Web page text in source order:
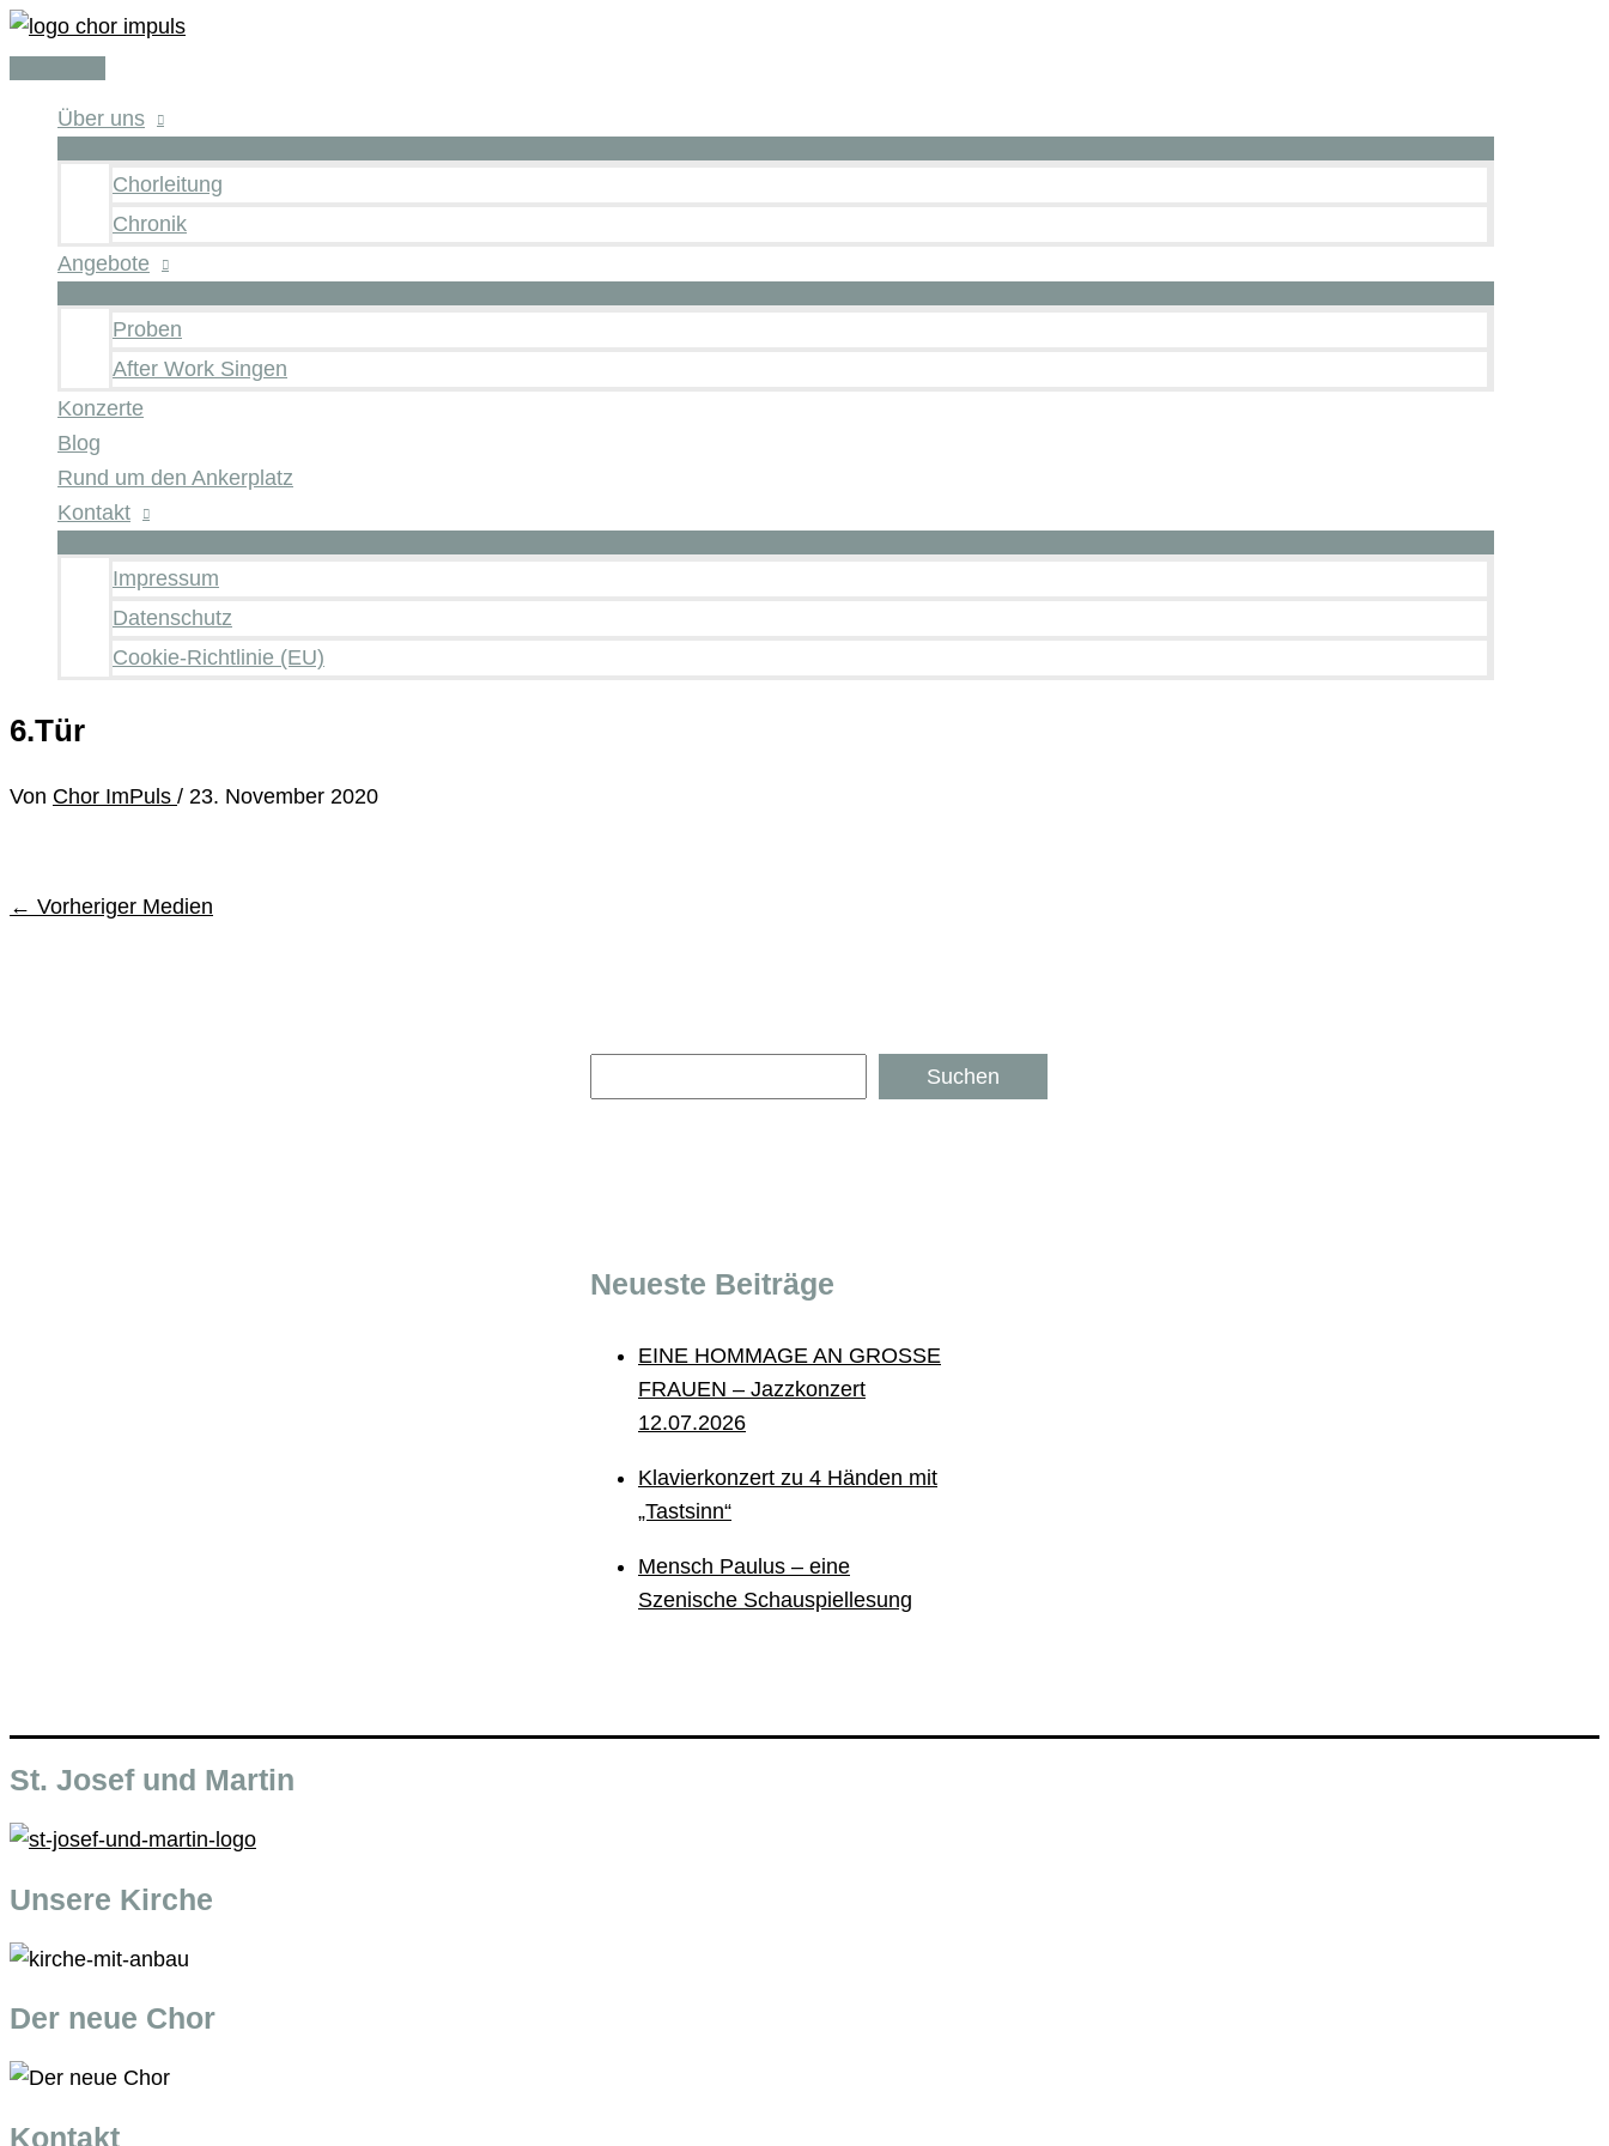
Zum
Inhalt
Hauptmenü
Über uns
Chorleitung
Chronik
Angebote
Proben
After Work Singen
Konzerte
Blog
Rund um den Ankerplatz
Kontakt
Impressum
Datenschutz
Cookie-Richtlinie (EU)
6.Tür
Von Chor ImPuls / 23. November 2020
← Vorheriger Medien
Suchen
Neueste Beiträge
EINE HOMMAGE AN GROSSE
FRAUEN – Jazzkonzert
12.07.2026
Klavierkonzert zu 4 Händen mit
„Tastsinn“
Mensch Paulus – eine
Szenische Schauspiellesung
St. Josef und Martin
Unsere Kirche
Der neue Chor
Kontakt